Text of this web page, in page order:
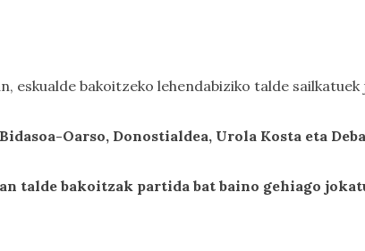
eskualde bakoitzeko lehendabiziko talde
Oarso, Donostialdea, Urola Kosta eta Deba
talde bakoitzak partida bat baino gehiago